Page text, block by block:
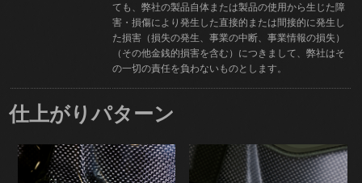
ても、弊社の製品自体または製品の使用から生じた障
害・損傷により発生した直接的または間接的に発生し
た損害（損失の発生、事業の中断、事業情報の損失）
（その他金銭的損害を含む）につきまして、弊社はそ
の一切の責任を負わないものとします。
仕上がりパターン